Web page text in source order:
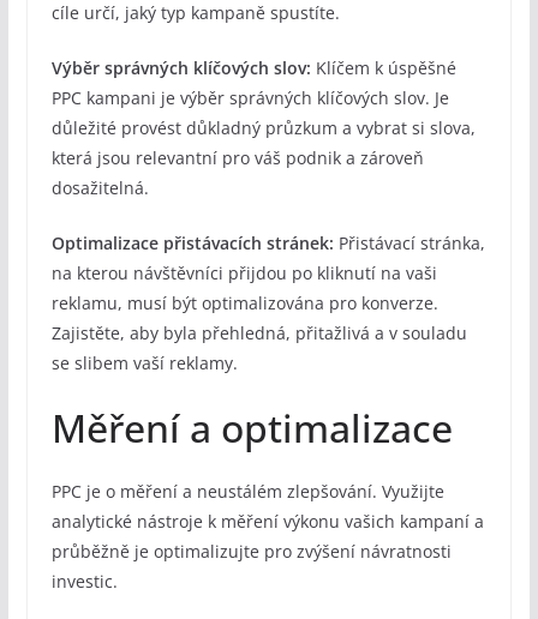
cíle určí, jaký typ kampaně spustíte.
Výběr správných klíčových slov: Klíčem k úspěšné
PPC kampani je výběr správných klíčových slov. Je
důležité provést důkladný průzkum a vybrat si slova,
která jsou relevantní pro váš podnik a zároveň
dosažitelná.
Optimalizace přistávacích stránek: Přistávací stránka,
na kterou návštěvníci přijdou po kliknutí na vaši
reklamu, musí být optimalizována pro konverze.
Zajistěte, aby byla přehledná, přitažlivá a v souladu
se slibem vaší reklamy.
Měření a optimalizace
PPC je o měření a neustálém zlepšování. Využijte
analytické nástroje k měření výkonu vašich kampaní a
průběžně je optimalizujte pro zvýšení návratnosti
investic.